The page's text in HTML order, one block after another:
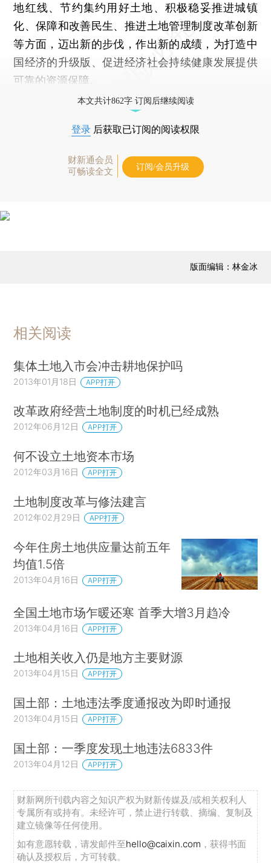
地红线、节约集约用好土地、积极稳妥推进城镇
化、保障和改善民生、推进土地管理制度改革创新
等方面，迈出新的步伐，作出新的成绩，为打造中
国经济的升级版、促进经济社会持续健康发展提供
可靠的资源保障。
本文共计862字 订阅后继续阅读
登录 后获取已订阅的阅读权限
财新通会员
可畅读全文
订阅/会员升级
版面编辑：林金冰
相关阅读
集体土地入市会冲击耕地保护吗
2013年01月18日 APP打开
改革政府经营土地制度的时机已经成熟
2012年06月12日 APP打开
何不设立土地资本市场
2012年03月16日 APP打开
土地制度改革与修法建言
2012年02月29日 APP打开
今年住房土地供应量达前五年
均值1.5倍
2013年04月16日 APP打开
全国土地市场乍暖还寒 首季大增3月趋冷
2013年04月16日 APP打开
土地相关收入仍是地方主要财源
2013年04月15日 APP打开
国土部：土地违法季度通报改为即时通报
2013年04月15日 APP打开
国土部：一季度发现土地违法6833件
2013年04月12日 APP打开
财新网所刊载内容之知识产权为财新传媒及/或相关权利人
专属所有或持有。未经许可，禁止进行转载、摘编、复制及
建立镜像等任何使用。
如有意愿转载，请发邮件至hello@caixin.com ，获得书面
确认及授权后，方可转载。